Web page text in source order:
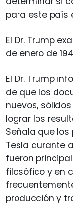
para este país
El Dr. Trump
de enero de
El Dr. Trump
de que los
nuevos,
lograr los
Señala que
Tesla durante
fueron
filosófico y en
producción y